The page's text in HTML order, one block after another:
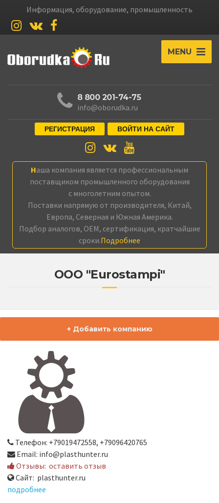
Информация, оборудование, промышленность
MENU
8 800 201-74-75
info@oborudka.ru
РЕГИСТРАЦИЯ ВОЙТИ НА САЙТ
Наша компания является профессиональным
поставщиком промышленного оборудования
с многолетним опытом.
Поставки напрямую от производителя, Китай,
Европа, Северная и Южная Америка.
Подбор аналогов, OEM, сертификация, кратчайшие
сроки.Подробнее
ООО "Eurostampi"
+ Добавить компанию
Телефон: +79019472558, +79096420765
Email: info@plasthunter.ru
Отзывы: оставить отзыв
Сайт: plasthunter.ru
подробнее